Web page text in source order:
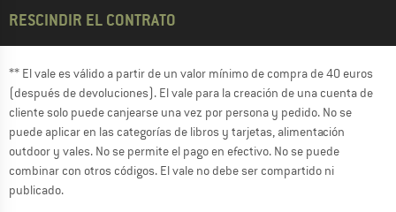
RESCINDIR EL CONTRATO
** El vale es válido a partir de un valor mínimo de compra de 40 euros
(después de devoluciones). El vale para la creación de una cuenta de
cliente solo puede canjearse una vez por persona y pedido. No se
puede aplicar en las categorías de libros y tarjetas, alimentación
outdoor y vales. No se permite el pago en efectivo. No se puede
combinar con otros códigos. El vale no debe ser compartido ni
publicado.